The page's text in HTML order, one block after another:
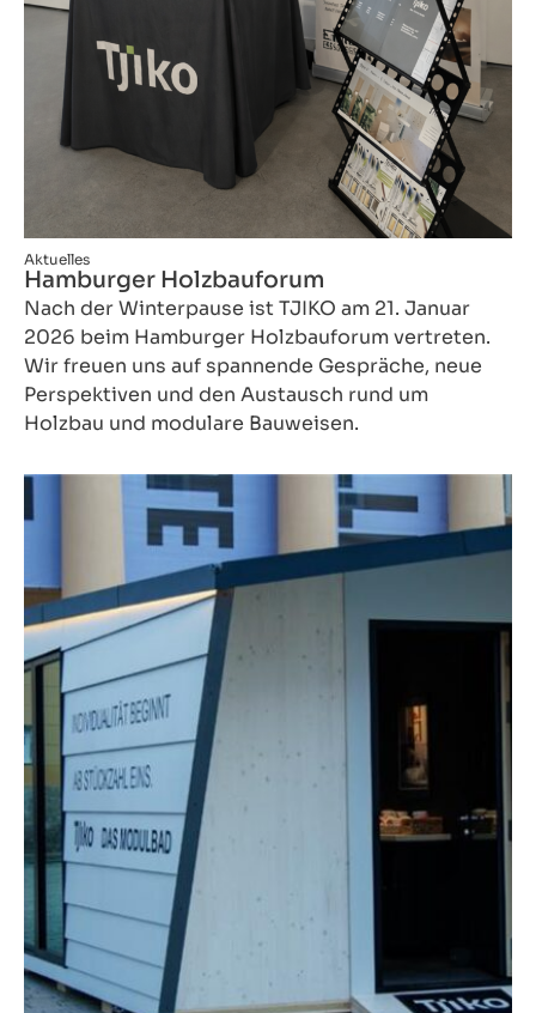
Aktuelles
Hamburger Holzbauforum
Nach der Winterpause ist TJIKO am 21. Januar
2026 beim Hamburger Holzbauforum vertreten.
Wir freuen uns auf spannende Gespräche, neue
Perspektiven und den Austausch rund um
Holzbau und modulare Bauweisen.